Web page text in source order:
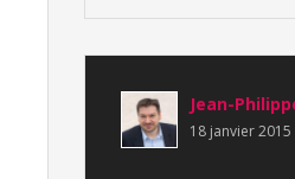
Jean-
18 janvier